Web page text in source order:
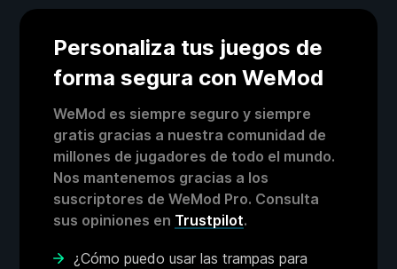
Personaliza tus juegos de
forma segura con WeMod
WeMod es siempre seguro y siempre
gratis gracias a nuestra comunidad de
millones de jugadores de todo el mundo.
Nos mantenemos gracias a los
suscriptores de WeMod Pro. Consulta
sus opiniones en Trustpilot.
¿Cómo puedo usar las trampas para